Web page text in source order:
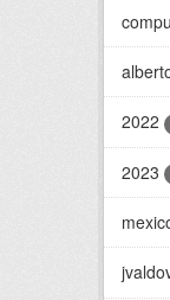
2022
2023